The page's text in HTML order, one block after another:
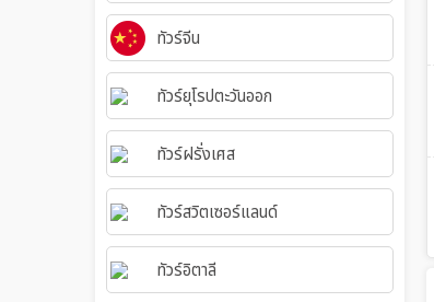
ทัวร์จีน
ทัวร์ยุโรปตะวันออก
ทัวร์ฝรั่งเศส
ทัวร์สวิตเซอร์แลนด์
ทัวร์อิตาลี